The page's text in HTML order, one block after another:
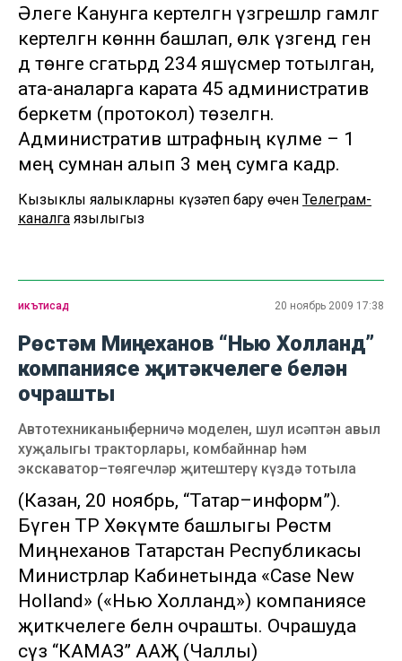
Әлеге Канунга кертелгән үзгәрешләр гамәлгә
кертелгән көннән башлап, өлкә үзәгендә генә
дә төнге сәгатьәрдә 234 яшүсмер тотылган,
ата-аналарга карата 45 административ
беркетмә (протокол) төзелгән.
Административ штрафның күләме – 1
мең сумнан алып 3 мең сумга кадәр.
Кызыклы яңалыкларны күзәтеп бару өчен Телеграм-
каналга язылыгыз
икътисад 20 ноябрь 2009 17:38
Рөстәм Миңнеханов “Нью Холланд”
компаниясе җитәкчелеге белән
очрашты
Автотехниканың берничә моделен, шул исәптән авыл
хуҗалыгы тракторлары, комбайннар һәм
экскаватор–төягечләр җитештерү күздә тотыла
(Казан, 20 ноябрь, “Татар–информ”).
Бүген ТР Хөкүмәте башлыгы Рөстәм
Миңнеханов Татарстан Республикасы
Министрлар Кабинетында «Case New
Holland» («Нью Холланд») компаниясе
җитәкчелеге белән очрашты. Очрашуда
сүз “КАМАЗ” ААҖ (Чаллы)